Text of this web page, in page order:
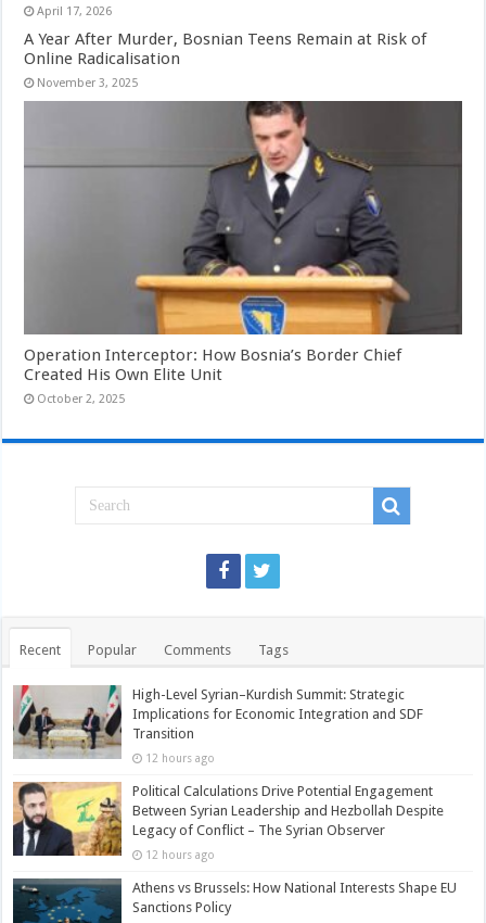
April 17, 2026
A Year After Murder, Bosnian Teens Remain at Risk of
Online Radicalisation
November 3, 2025
Operation Interceptor: How Bosnia’s Border Chief
Created His Own Elite Unit
October 2, 2025
Recent Popular Comments Tags
High-Level Syrian–Kurdish Summit: Strategic
Implications for Economic Integration and SDF
Transition
12 hours ago
Political Calculations Drive Potential Engagement
Between Syrian Leadership and Hezbollah Despite
Legacy of Conflict – The Syrian Observer
12 hours ago
Athens vs Brussels: How National Interests Shape EU
Sanctions Policy